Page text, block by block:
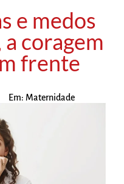
e medos
coragem
frente
Em: Maternidade